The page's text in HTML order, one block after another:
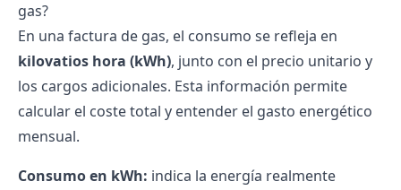
gas?
En una factura de gas, el consumo se refleja en
kilovatios hora (kWh), junto con el precio unitario y
los cargos adicionales. Esta información permite
calcular el coste total y entender el gasto energético
mensual.
Consumo en kWh: indica la energía realmente